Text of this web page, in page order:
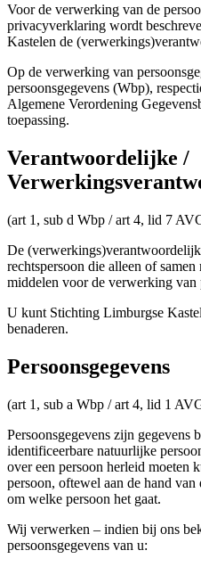
Voor de verwerking van de
privacyverklaring wordt
Kastelen de
Op de verwerking van
persoonsgegevens (Wbp),
Algemene Verordening
toepassing.
Verantwoordelijke /
(art 1, sub d Wbp / art 4, lid 7
De
rechtspersoon die alleen of
middelen voor de verwerking van
U kunt Stichting Limburgse
benaderen.
Persoonsgegevens
(art 1, sub a Wbp / art 4, lid 1
Persoonsgegevens zijn gegevens
identificeerbare natuurlijke
over een persoon herleid moeten
persoon, oftewel aan de hand
om welke persoon het gaat.
Wij verwerken – indien bij ons
persoonsgegevens van u: